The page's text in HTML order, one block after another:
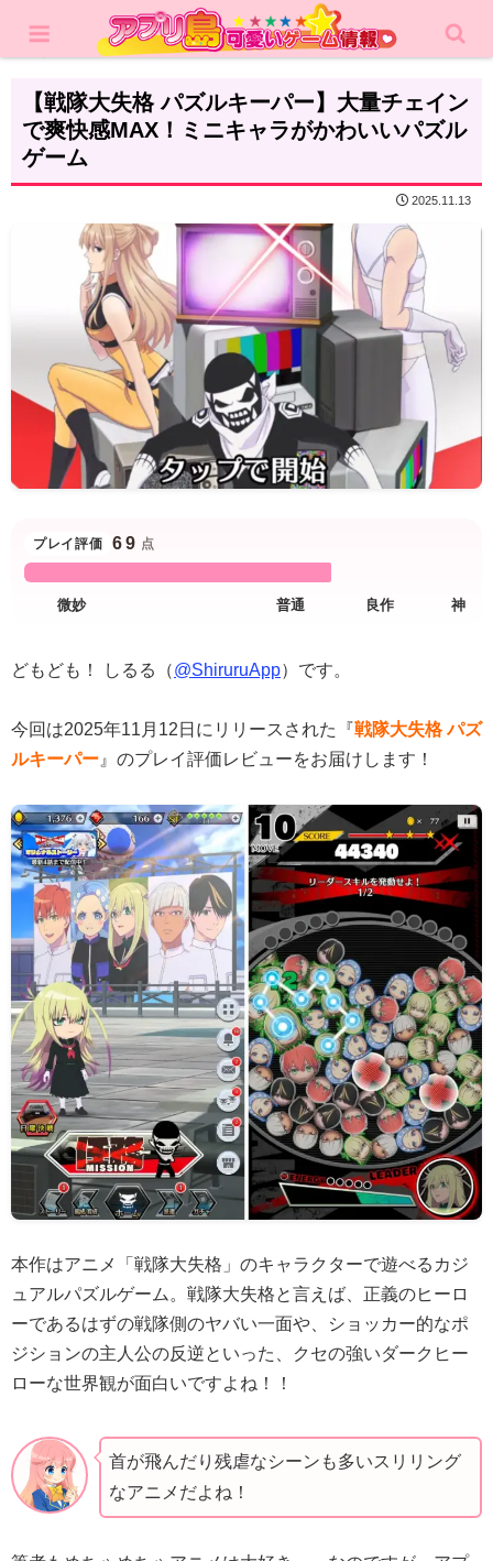
レビュー パズル
【戦隊大失格 パズルキーパー】大量チェイン
で爽快感MAX！ミニキャラがかわいいパズル
ゲーム
2025.11.13
プレイ評価 69 点
どもども！ しるる（@ShiruruApp）です。
今回は2025年11月12日にリリースされた『戦隊大失格 パズ
ルキーパー 』のプレイ評価レビューをお届けします！
本作はアニメ「戦隊大失格」のキャラクターで遊べるカジ
ュアルパズルゲーム。戦隊大失格と言えば、正義のヒーロ
ーであるはずの戦隊側のヤバい一面や、ショッカー的なポ
ジションの主人公の反逆といった、クセの強いダークヒー
ローな世界観が面白いですよね！！
首が飛んだり残虐なシーンも多いスリリング
なアニメだよね！